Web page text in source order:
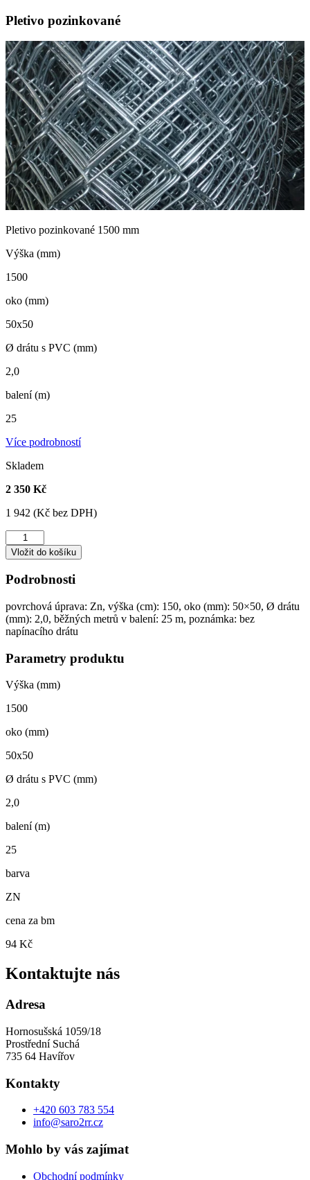
Pletivo pozinkované
Pletivo pozinkované 1500 mm
Výška (mm)
1500
oko (mm)
50x50
Ø drátu s PVC (mm)
2,0
balení (m)
25
Více podrobností
Skladem
2 350 Kč
1 942 (Kč bez DPH)
Pletivo
pozinkované
1500
mm
množství
Vložit do košíku
Podrobnosti
povrchová úprava: Zn, výška (cm): 150, oko (mm): 50×50, Ø drátu
(mm): 2,0, běžných metrů v balení: 25 m, poznámka: bez
napínacího drátu
Parametry produktu
Výška (mm)
1500
oko (mm)
50x50
Ø drátu s PVC (mm)
2,0
balení (m)
25
barva
ZN
cena za bm
94 Kč
Kontaktujte nás
Adresa
Hornosušská 1059/18
Prostřední Suchá
735 64 Havířov
Kontakty
+420 603 783 554
info@saro2rr.cz
Mohlo by vás zajímat
Obchodní podmínky